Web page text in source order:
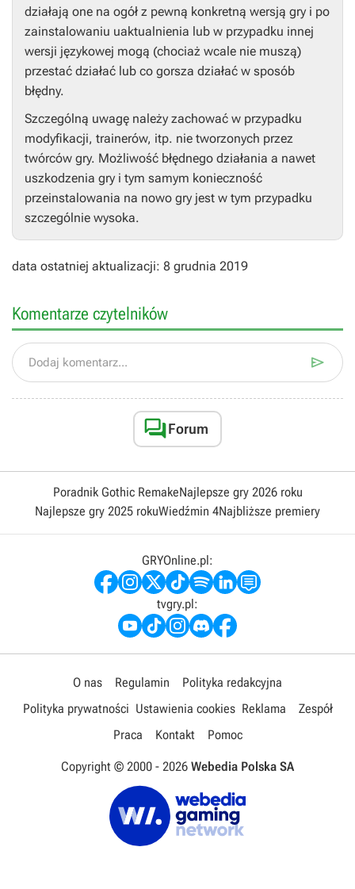
działają one na ogół z pewną konkretną wersją gry i po
zainstalowaniu uaktualnienia lub w przypadku innej
wersji językowej mogą (chociaż wcale nie muszą)
przestać działać lub co gorsza działać w sposób
błędny.
Szczególną uwagę należy zachować w przypadku
modyfikacji, trainerów, itp. nie tworzonych przez
twórców gry. Możliwość błędnego działania a nawet
uszkodzenia gry i tym samym konieczność
przeinstalowania na nowo gry jest w tym przypadku
szczególnie wysoka.
data ostatniej aktualizacji: 8 grudnia 2019
Komentarze czytelników
Dodaj komentarz... 
Forum
Poradnik Gothic RemakeNajlepsze gry 2026 roku
Najlepsze gry 2025 rokuWiedźmin 4Najbliższe premiery
GRYOnline.pl:
tvgry.pl:
O nas Regulamin
Polityka redakcyjna
Polityka prywatności Ustawienia cookies Reklama
Zespół
Praca
Kontakt Pomoc
Copyright © 2000 - 2026 Webedia Polska SA